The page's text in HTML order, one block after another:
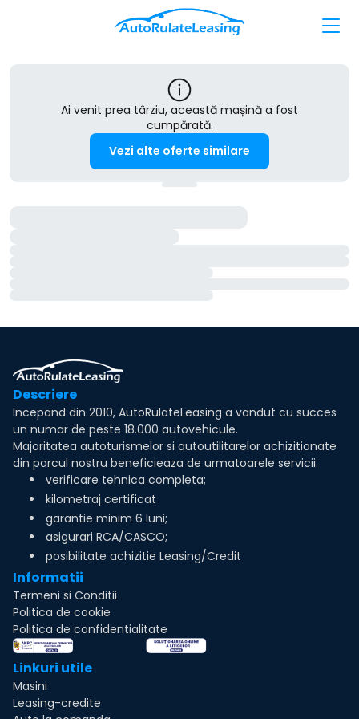
Ai venit prea târziu, această mașină a fost
cumpărată.
Vezi alte oferte similare
Descriere
Incepand din 2010, AutoRulateLeasing a vandut cu succes
un numar de peste 18.000 autovehicule.
Majoritatea autoturismelor si autoutilitarelor achizitionate
din parcul nostru beneficieaza de urmatoarele servicii:
verificare tehnica completa;
kilometraj certificat
garantie minim 6 luni;
asigurari RCA/CASCO;
posibilitate achizitie Leasing/Credit
Informatii
Termeni si Conditii
Politica de cookie
Politica de confidentialitate
Linkuri utile
Masini
Leasing-credite